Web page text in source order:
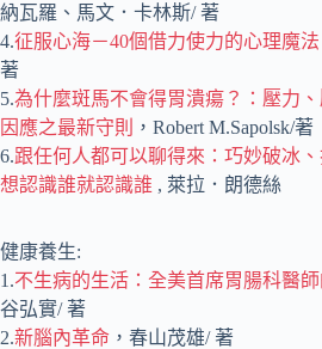
納瓦羅、馬文．卡林斯/ 著
4.征服心海－40個借力使力的心理魔法
著
5.為什麼斑馬不會得胃潰瘍？：壓力
因應之最新守則
，Robert M.Sapolsk/著
6.跟任何人都可以聊得來：巧妙破冰、
想認識誰就認識誰 , 萊拉．朗德絲
健康養生:
1.不生病的生活：全美首席胃腸科醫
谷弘實/ 著
2.新腦內革命 ，春山茂雄/ 著